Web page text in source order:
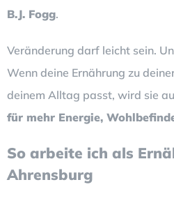
B.J. Fogg.
Veränderung darf leicht sein.
Wenn deine Ernährung zu
deinem Alltag passt, wird sie
für mehr Energie,
So arbeite ich als
Ahrensburg